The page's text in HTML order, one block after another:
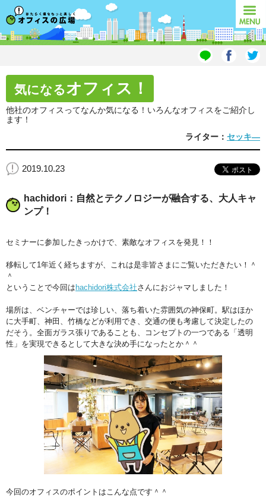
オフィスの広場 MENU
気になるオフィス！
他社のオフィスってなんか気になる！いろんなオフィスをご紹介し
ます！
ライター： セッキ―
2019.10.23
hachidori：自然とテクノロジーが融合する、大人キャ
ンプ！
セミナーに参加したきっかけで、素敵なオフィスを発見！！
移転して1年近く経ちますが、これは是非皆さまにご覧いただきたい！＾
＾
ということで今回は hachidori株式会社さんにおジャマしました！
場所は、ベンチャーでは珍しい、落ち着いた雰囲気の神保町。駅はほか
に大手町、神田、竹橋などが利用でき、交通の便も考慮して決定したの
だそう。全面ガラス張りであることも、コンセプトの一つである「透明
性」を実現できるとして大きな決め手になったとか＾＾
今回のオフィスのポイントはこんな点です＾＾